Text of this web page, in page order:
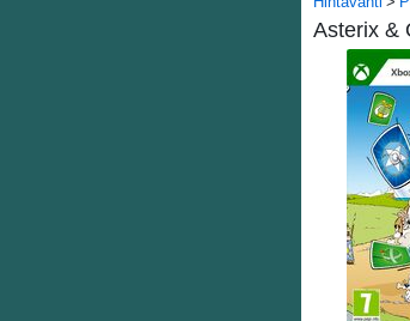
Asterix &